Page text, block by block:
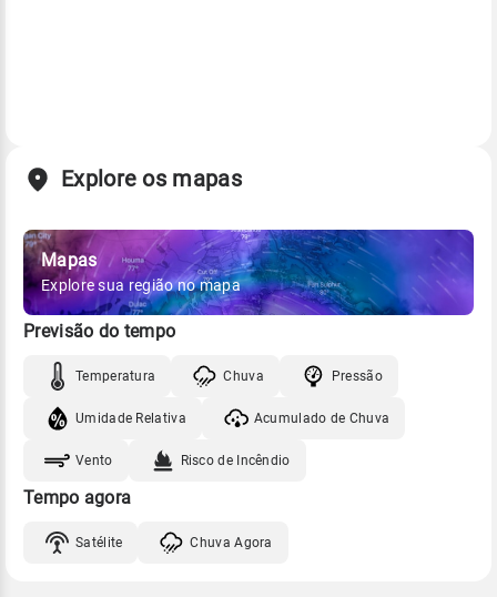
Explore os mapas
Mapas
Explore sua região no mapa
Previsão do tempo
Temperatura Chuva Pressão
Umidade Relativa Acumulado de Chuva
Vento Risco de Incêndio
Tempo agora
Satélite Chuva Agora